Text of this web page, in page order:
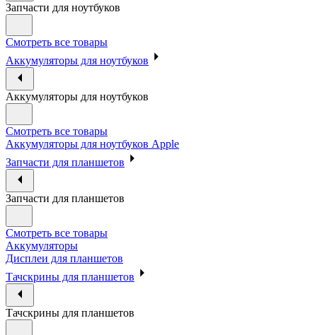
Запчасти для ноутбуков
Смотреть все товары
Аккумуляторы для ноутбуков
Аккумуляторы для ноутбуков
Смотреть все товары
Аккумуляторы для ноутбуков Apple
Запчасти для планшетов
Запчасти для планшетов
Смотреть все товары
Аккумуляторы
Дисплеи для планшетов
Тачскрины для планшетов
Тачскрины для планшетов